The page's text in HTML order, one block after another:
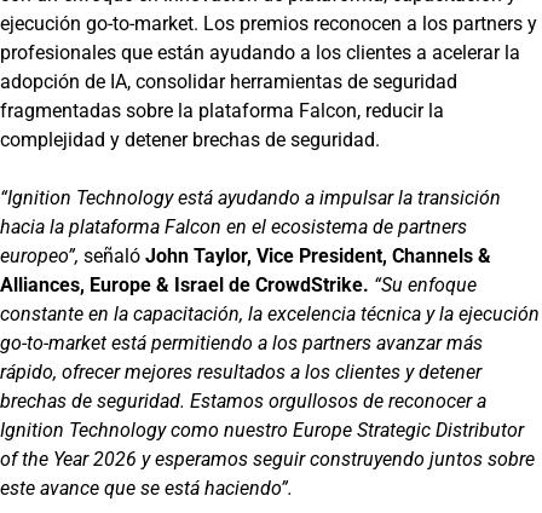
ejecución go-to-market. Los premios reconocen a los partners y
profesionales que están ayudando a los clientes a acelerar la
adopción de IA, consolidar herramientas de seguridad
fragmentadas sobre la plataforma Falcon, reducir la
complejidad y detener brechas de seguridad.
“Ignition Technology está ayudando a impulsar la transición
hacia la plataforma Falcon en el ecosistema de partners
europeo”, señaló John Taylor, Vice President, Channels &
Alliances, Europe & Israel de CrowdStrike. “Su enfoque
constante en la capacitación, la excelencia técnica y la ejecución
go-to-market está permitiendo a los partners avanzar más
rápido, ofrecer mejores resultados a los clientes y detener
brechas de seguridad. Estamos orgullosos de reconocer a
Ignition Technology como nuestro Europe Strategic Distributor
of the Year 2026 y esperamos seguir construyendo juntos sobre
este avance que se está haciendo”.